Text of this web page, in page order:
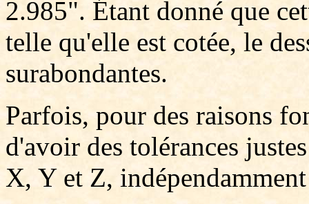
2.985". Étant donné que
telle qu'elle est cotée, le
surabondantes.
Parfois, pour des raisons
d'avoir des tolérances
X, Y et Z,